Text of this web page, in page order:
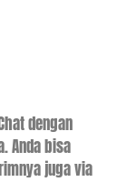
dengan
Anda bisa
juga via